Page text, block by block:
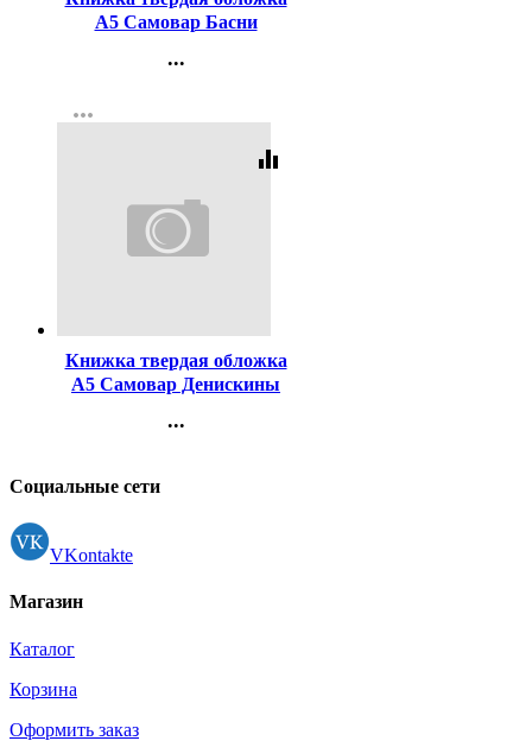
А5 Самовар Басни
...
Регистрация
more_horiz
equalizer
Книжка твердая обложка
А5 Самовар Денискины
К-ШБ-24
...
Регистрация
Социальные сети
VKontakte
Магазин
Каталог
Корзина
Оформить заказ